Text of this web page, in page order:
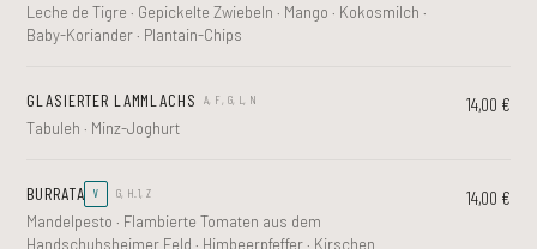
Leche de Tigre · Gepickelte Zwiebeln · Mango · Kokosmilch ·
Baby-Koriander · Plantain-Chips
GLASIERTER LAMMLACHS A, F, G, L, N
Tabuleh · Minz-Joghurt
14,00 €
BURRATA V G, H.1, Z
Mandelpesto · Flambierte Tomaten aus dem
Handschuhsheimer Feld · Himbeerpfeffer · Kirschen
14,00 €